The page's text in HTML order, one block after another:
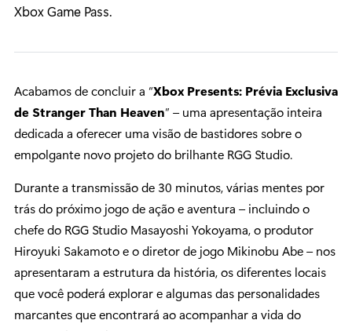
Xbox Game Pass.
Acabamos de concluir a “Xbox Presents: Prévia Exclusiva
de Stranger Than Heaven” – uma apresentação inteira
dedicada a oferecer uma visão de bastidores sobre o
empolgante novo projeto do brilhante RGG Studio.
Durante a transmissão de 30 minutos, várias mentes por
trás do próximo jogo de ação e aventura – incluindo o
chefe do RGG Studio Masayoshi Yokoyama, o produtor
Hiroyuki Sakamoto e o diretor de jogo Mikinobu Abe – nos
apresentaram a estrutura da história, os diferentes locais
que você poderá explorar e algumas das personalidades
marcantes que encontrará ao acompanhar a vida do